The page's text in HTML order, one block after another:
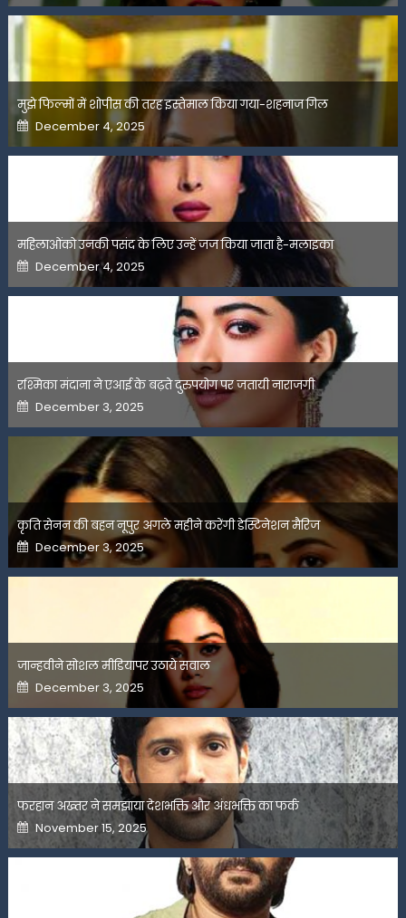
मुझे फिल्मों में शोपीस की तरह इस्तेमाल किया गया-शहनाज गिल
Posted
on
December 4, 2025
महिलाओंको उनकी पसंद के लिए उन्हें जज किया जाता है-मलाइका
Posted
on
December 4, 2025
रश्मिका मंदाना ने एआई के बढ़ते दुरुपयोग पर जतायी नाराजगी
Posted
on
December 3, 2025
कृति सेनन की बहन नूपुर अगले महीने करेंगी डेस्टिनेशन मैरिज
Posted
on
December 3, 2025
जान्हवीने सोशल मीडियापर उठाये सवाल
Posted
on
December 3, 2025
फरहान अख्तर ने समझाया देशभक्ति और अंधभक्ति का फर्क
Posted
on
November 15, 2025